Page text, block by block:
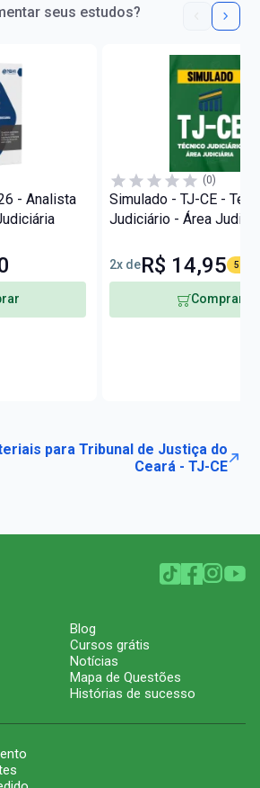
seus estudos?
- Analista
(0)
Simulado - TJ-CE -
Judiciário - Área
2x deR$ 14,95 57%
Comprar
para Tribunal de Justiça do
Ceará - TJ-CE
Blog
Cursos grátis
Notícias
Mapa de Questões
Histórias de sucesso